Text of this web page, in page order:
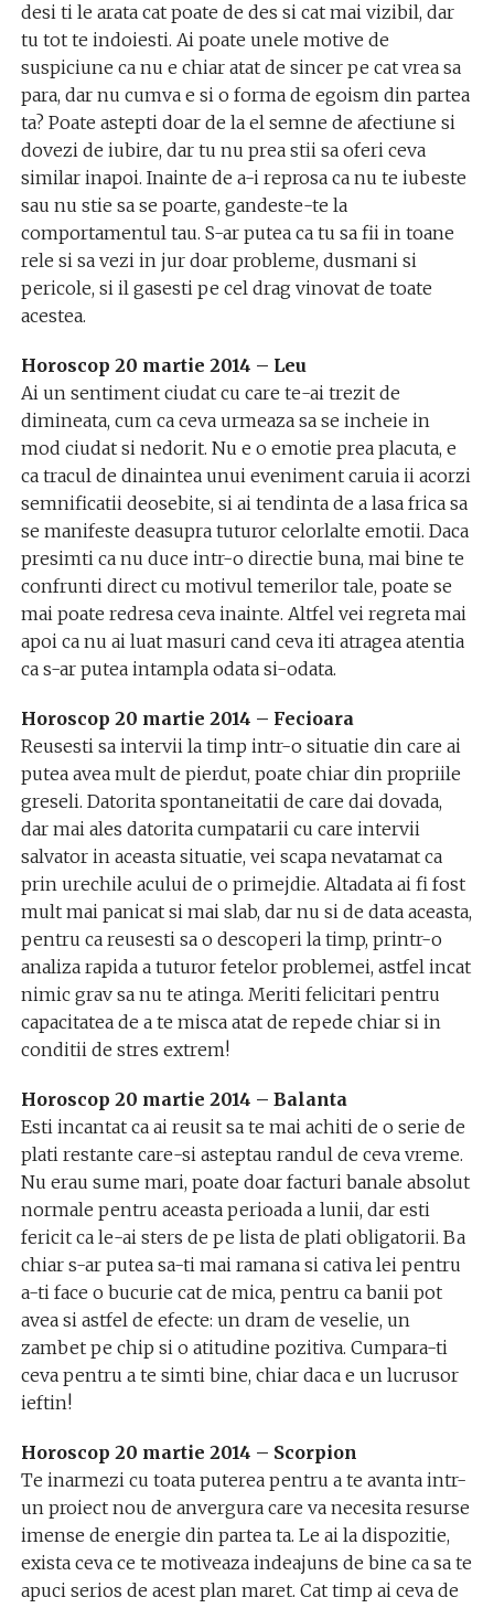
desi ti le arata cat poate de des si cat mai vizibil, dar
tu tot te indoiesti. Ai poate unele motive de
suspiciune ca nu e chiar atat de sincer pe cat vrea sa
para, dar nu cumva e si o forma de egoism din partea
ta? Poate astepti doar de la el semne de afectiune si
dovezi de iubire, dar tu nu prea stii sa oferi ceva
similar inapoi. Inainte de a-i reprosa ca nu te iubeste
sau nu stie sa se poarte, gandeste-te la
comportamentul tau. S-ar putea ca tu sa fii in toane
rele si sa vezi in jur doar probleme, dusmani si
pericole, si il gasesti pe cel drag vinovat de toate
acestea.
Horoscop 20 martie 2014 – Leu
Ai un sentiment ciudat cu care te-ai trezit de
dimineata, cum ca ceva urmeaza sa se incheie in
mod ciudat si nedorit. Nu e o emotie prea placuta, e
ca tracul de dinaintea unui eveniment caruia ii acorzi
semnificatii deosebite, si ai tendinta de a lasa frica sa
se manifeste deasupra tuturor celorlalte emotii. Daca
presimti ca nu duce intr-o directie buna, mai bine te
confrunti direct cu motivul temerilor tale, poate se
mai poate redresa ceva inainte. Altfel vei regreta mai
apoi ca nu ai luat masuri cand ceva iti atragea atentia
ca s-ar putea intampla odata si-odata.
Horoscop 20 martie 2014 – Fecioara
Reusesti sa intervii la timp intr-o situatie din care ai
putea avea mult de pierdut, poate chiar din propriile
greseli. Datorita spontaneitatii de care dai dovada,
dar mai ales datorita cumpatarii cu care intervii
salvator in aceasta situatie, vei scapa nevatamat ca
prin urechile acului de o primejdie. Altadata ai fi fost
mult mai panicat si mai slab, dar nu si de data aceasta,
pentru ca reusesti sa o descoperi la timp, printr-o
analiza rapida a tuturor fetelor problemei, astfel incat
nimic grav sa nu te atinga. Meriti felicitari pentru
capacitatea de a te misca atat de repede chiar si in
conditii de stres extrem!
Horoscop 20 martie 2014 – Balanta
Esti incantat ca ai reusit sa te mai achiti de o serie de
plati restante care-si asteptau randul de ceva vreme.
Nu erau sume mari, poate doar facturi banale absolut
normale pentru aceasta perioada a lunii, dar esti
fericit ca le-ai sters de pe lista de plati obligatorii. Ba
chiar s-ar putea sa-ti mai ramana si cativa lei pentru
a-ti face o bucurie cat de mica, pentru ca banii pot
avea si astfel de efecte: un dram de veselie, un
zambet pe chip si o atitudine pozitiva. Cumpara-ti
ceva pentru a te simti bine, chiar daca e un lucrusor
ieftin!
Horoscop 20 martie 2014 – Scorpion
Te inarmezi cu toata puterea pentru a te avanta intr-
un proiect nou de anvergura care va necesita resurse
imense de energie din partea ta. Le ai la dispozitie,
exista ceva ce te motiveaza indeajuns de bine ca sa te
apuci serios de acest plan maret. Cat timp ai ceva de